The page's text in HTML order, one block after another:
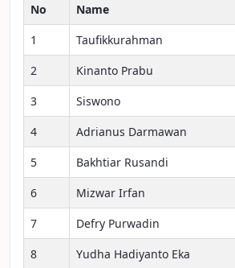
No Name
1
Taufikkurahman
2
Kinanto Prabu
3
Siswono
4
Adrianus Darmawan
5
Bakhtiar Rusandi
6
Mizwar Irfan
7
Defry Purwadin
8
Yudha Hadiyanto Eka